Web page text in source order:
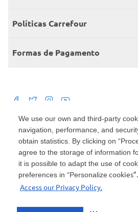
We use our own and third-party
navigation, performance, and
obtain statistics. By clicking on
agree to the storage of information
it is possible to adapt the use of
preferences in “Personalize cookies”.
Access our Privacy Policy.
Consumidor.gov
Grupo Carrefour Brasil
Produtos Carrefour
Políticas Carrefour
Políticas de entregas
Políticas de trocas e devoluções
Formas de Pagamento
Mercado: Carrefour Comércio e Indústrias
nº 420, Empresarial Gato Preto, Cajamar - SP |
45.543.915/0846-95
Drogaria: Carrefour Comercio e Industria Ltda:
15187, Loja 104/105/106 Bloco A Setor 1 -
CEP 04794-000 | CNPJ: 45.543.915/0736-50
Envio de documentos administrativos e
Tamboré, Barueri - SP | CEP 06460-020
atendimento@carrefour.com.br